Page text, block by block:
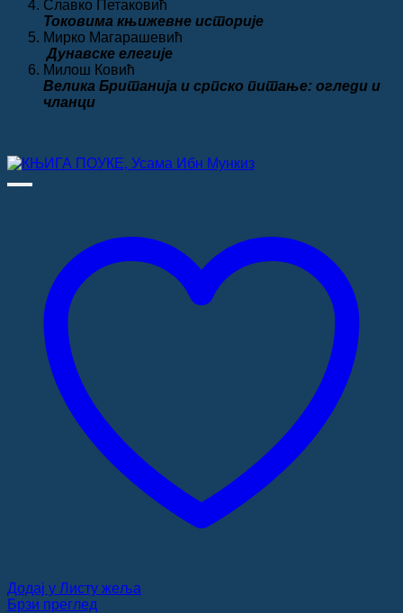
Славко Петаковић
Токовима књижевне историје
Мирко Магарашевић
Дунавске елегије
Милош Ковић
Велика Британија и српско питање: огледи и
чланци
Додај у Листу жеља
Брзи преглед